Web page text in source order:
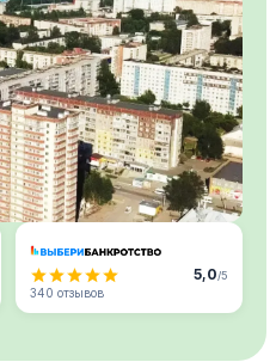
5,0/5
340 отзывов